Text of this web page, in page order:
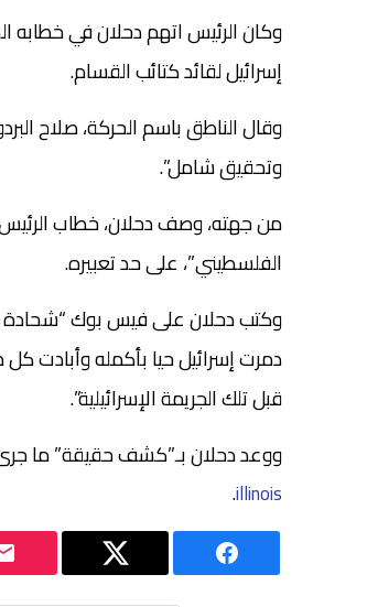
وكان الرئيس اتهم دحلان في خطابه
إسرائيل لقائد كتائب القسام.
وقال الناطق باسم الحركة، صلاح
وتحقيق شامل”.
من جهته، وصف دحلان، خطاب
الفلسطيني”، على حد تعبيره.
وكتب دحلان على فيس بوك “شحادة
دمرت إسرائيل حيا بأكمله
قبل تلك الجريمة الإسرائيلية”.
ووعد دحلان بـ”كشف حقيقة” ما
illinois
.